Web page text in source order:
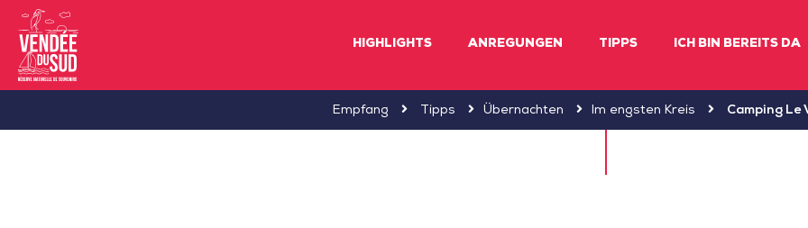
Sud
HIGHLIGHTS ANREGUNGEN TIPPS ICH BIN BEREITS DA
Empfang Tipps Übernachten Im engsten Kreis Camping Le